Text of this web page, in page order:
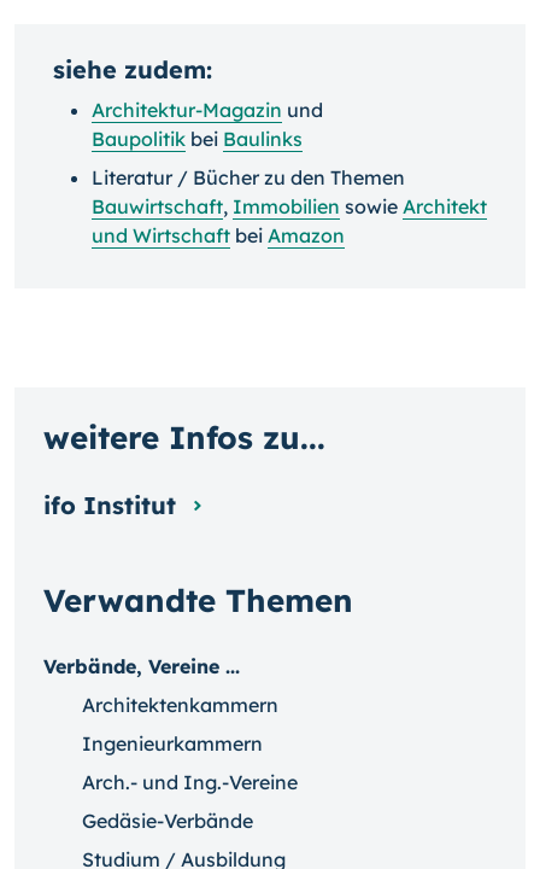
siehe zudem:
Architektur-Magazin und
Baupolitik bei Baulinks
Literatur / Bücher zu den Themen
Bauwirtschaft, Immobilien sowie Architekt
und Wirtschaft bei Amazon
Verwandte Themen
Verbände, Vereine ...
Architektenkammern
Ingenieurkammern
Arch.- und Ing.-Vereine
Gedäsie-Verbände
Studium / Ausbildung
weitere Infos zu...
ifo Institut